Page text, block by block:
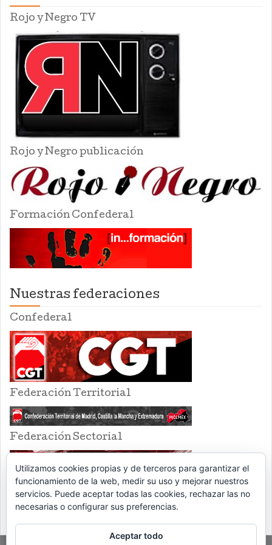
Rojo y Negro TV
Rojo y Negro publicación
Formación Confederal
Nuestras federaciones
Confederal
Federación Territorial
Federación Sectorial
Utilizamos cookies propias y de terceros para garantizar el
funcionamiento de la web, medir su uso y mejorar nuestros
servicios. Puede aceptar todas las cookies, rechazar las no
necesarias o configurar sus preferencias.
Aceptar todo